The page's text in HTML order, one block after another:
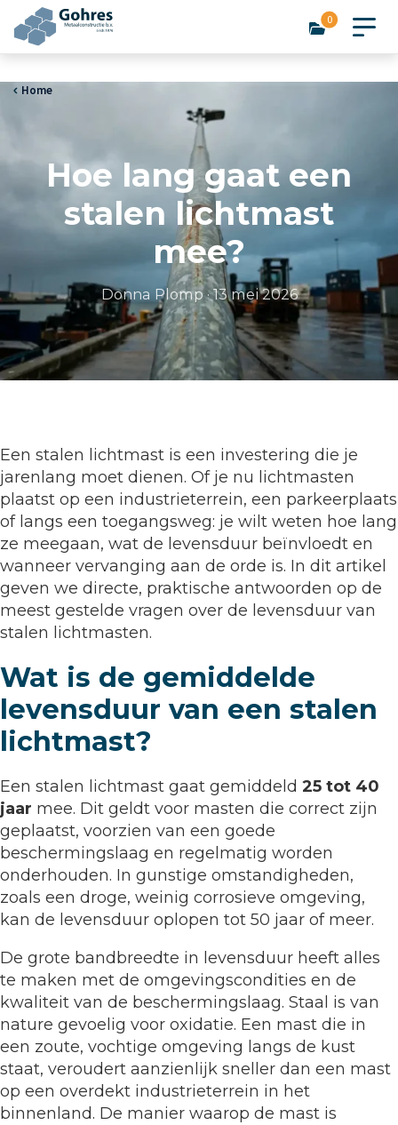
0
Home
Hoe lang gaat een
stalen lichtmast
mee?
Donna Plomp·13 mei 2026
Een stalen lichtmast is een investering die je
jarenlang moet dienen. Of je nu lichtmasten
plaatst op een industrieterrein, een parkeerplaats
of langs een toegangsweg: je wilt weten hoe lang
ze meegaan, wat de levensduur beïnvloedt en
wanneer vervanging aan de orde is. In dit artikel
geven we directe, praktische antwoorden op de
meest gestelde vragen over de levensduur van
stalen lichtmasten.
Wat is de gemiddelde
levensduur van een stalen
lichtmast?
Een stalen lichtmast gaat gemiddeld 25 tot 40
jaar mee. Dit geldt voor masten die correct zijn
geplaatst, voorzien van een goede
beschermingslaag en regelmatig worden
onderhouden. In gunstige omstandigheden,
zoals een droge, weinig corrosieve omgeving,
kan de levensduur oplopen tot 50 jaar of meer.
De grote bandbreedte in levensduur heeft alles
te maken met de omgevingscondities en de
kwaliteit van de beschermingslaag. Staal is van
nature gevoelig voor oxidatie. Een mast die in
een zoute, vochtige omgeving langs de kust
staat, veroudert aanzienlijk sneller dan een mast
op een overdekt industrieterrein in het
binnenland. De manier waarop de mast is